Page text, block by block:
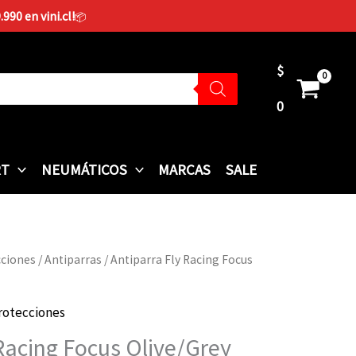
en vini.cl!📦
$
0
NEUMÁTICOS MARCAS SALE
/Antiparras / Antiparra Fly Racing Focus
Focus Olive/Grey